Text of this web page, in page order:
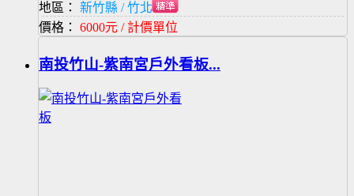
地區：
新竹縣 / 竹北市
價格： 6000元 / 計價單位
南投竹山-紫南宮戶外看板...